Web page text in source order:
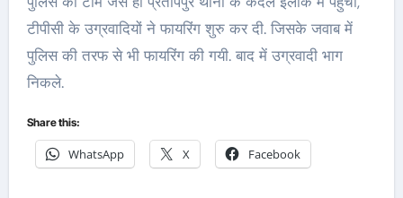
टीपीसी के उग्रवादियों ने फायरिंग शुरु कर दी. जिसके जवाब में
पुलिस की तरफ से भी फायरिंग की गयी. बाद में उग्रवादी भाग
निकले.
Share this:
WhatsApp X Facebook